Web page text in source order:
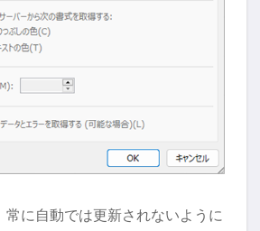
常に自動では更新されないように